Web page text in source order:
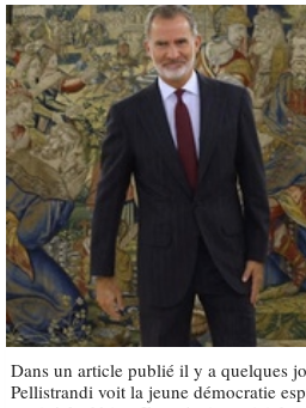
Dans un article publié il y a quelques
Pellistrandi voit la jeune démocratie